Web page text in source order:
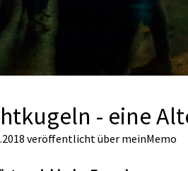
- eine
veröffentlicht über meinMemo